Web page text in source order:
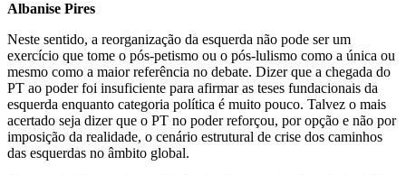
Albanise Pires
Neste sentido, a reorganização da esquerda não pode ser um
exercício que tome o pós-petismo ou o pós-lulismo como a única ou
mesmo como a maior referência no debate. Dizer que a chegada do
PT ao poder foi insuficiente para afirmar as teses fundacionais da
esquerda enquanto categoria política é muito pouco. Talvez o mais
acertado seja dizer que o PT no poder reforçou, por opção e não por
imposição da realidade, o cenário estrutural de crise dos caminhos
das esquerdas no âmbito global.